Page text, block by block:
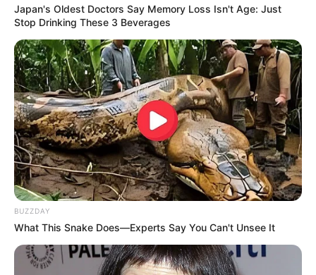
Japan's Oldest Doctors Say Memory Loss Isn't Age: Just
Stop Drinking These 3 Beverages
BUZZDAY
What This Snake Does—Experts Say You Can't Unsee It